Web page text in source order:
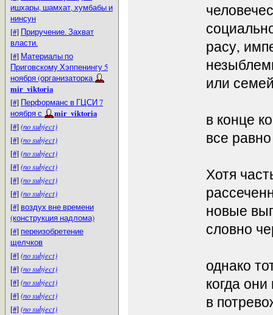
ишхары, шамхат, хумбабы и
нинсун
[#] Приручение. Захват
власти.
[#] Материалы по
Приговскому Хэппенингу 5
ноября (организаторка
mir_viktoria
[#] Перформанс в ГЦСИ 7
ноября с
mir_viktoria
[#](no subject)
[#](no subject)
[#](no subject)
[#](no subject)
[#](no subject)
[#](no subject)
[#] воздух вне времени
(конструкция надлома)
[#] переизобретение
щелчков
[#](no subject)
[#](no subject)
[#](no subject)
[#](no subject)
[#](no subject)
расу,
или
в конце
все
Хотя
новые
словно
однако
когда
в